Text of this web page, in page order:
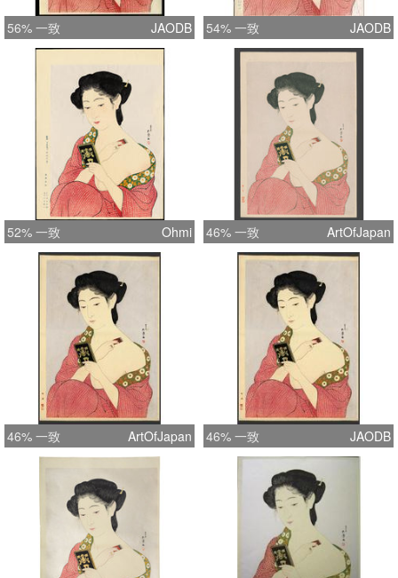
56% 一致 JAODB 54% 一致 JAODB
52% 一致 Ohmi 46% 一致 ArtOfJapan
46% 一致 ArtOfJapan 46% 一致 JAODB